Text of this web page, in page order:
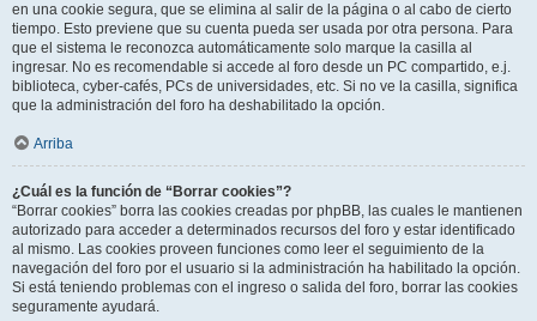
en una cookie segura, que se elimina al salir de la página o al cabo de cierto
tiempo. Esto previene que su cuenta pueda ser usada por otra persona. Para
que el sistema le reconozca automáticamente solo marque la casilla al
ingresar. No es recomendable si accede al foro desde un PC compartido, e.j.
biblioteca, cyber-cafés, PCs de universidades, etc. Si no ve la casilla, significa
que la administración del foro ha deshabilitado la opción.
Arriba
¿Cuál es la función de “Borrar cookies”?
“Borrar cookies” borra las cookies creadas por phpBB, las cuales le mantienen
autorizado para acceder a determinados recursos del foro y estar identificado
al mismo. Las cookies proveen funciones como leer el seguimiento de la
navegación del foro por el usuario si la administración ha habilitado la opción.
Si está teniendo problemas con el ingreso o salida del foro, borrar las cookies
seguramente ayudará.